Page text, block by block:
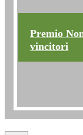
Premio
vincitori